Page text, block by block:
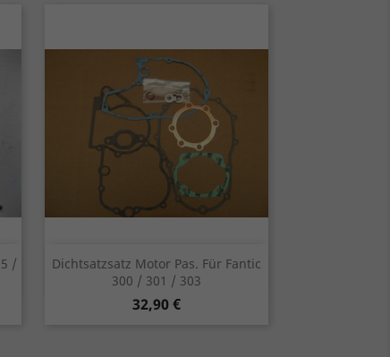
/
Dichtsatzsatz Motor Pas. Für Fantic
300 / 301 / 303
Preis
32,90 €
 Vorschau